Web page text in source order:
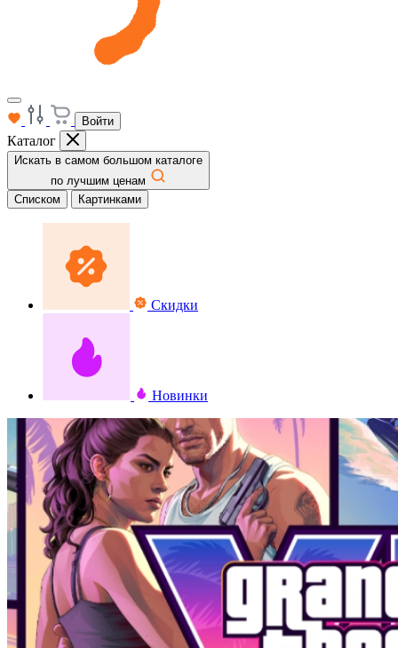
Войти
Каталог
Искать в самом большом каталоге
по лучшим ценам
Списком
Картинками
Скидки
Новинки